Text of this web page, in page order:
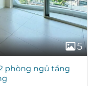
5
phòng ngủ tầng